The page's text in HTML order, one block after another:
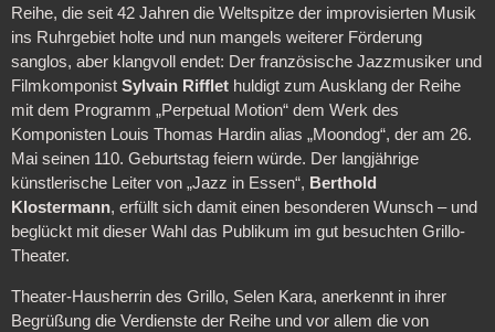
Reihe, die seit 42 Jahren die Weltspitze der improvisierten Musik
ins Ruhrgebiet holte und nun mangels weiterer Förderung
sanglos, aber klangvoll endet: Der französische Jazzmusiker und
Filmkomponist Sylvain Rifflethuldigt zum Ausklang der Reihe
mit dem Programm „Perpetual Motion“ dem Werk des
Komponisten Louis Thomas Hardin alias „Moondog“, der am 26.
Mai seinen 110. Geburtstag feiern würde. Der langjährige
künstlerische Leiter von „Jazz in Essen“, Berthold
Klostermann, erfüllt sich damit einen besonderen Wunsch – und
beglückt mit dieser Wahl das Publikum im gut besuchten Grillo-
Theater.
Theater-Hausherrin des Grillo, Selen Kara, anerkennt in ihrer
Begrüßung die Verdienste der Reihe und vor allem die von